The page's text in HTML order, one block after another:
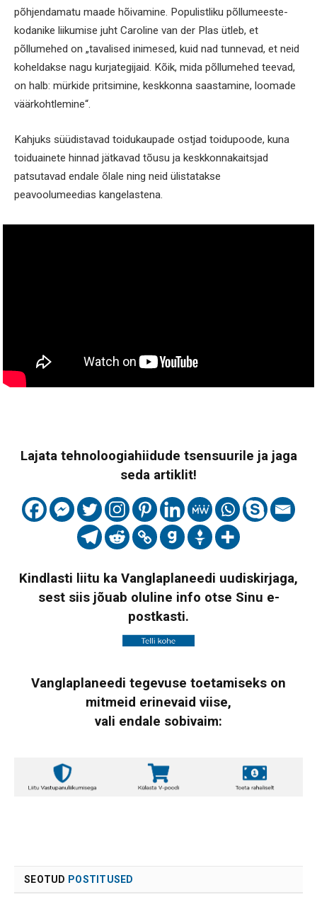
põhjendamatu maade hõivamine. Populistliku põllumeeste-
kodanike liikumise juht Caroline van der Plas ütleb, et
põllumehed on „tavalised inimesed, kuid nad tunnevad, et neid
koheldakse nagu kurjategijaid. Kõik, mida põllumehed teevad,
on halb: mürkide pritsimine, keskkonna saastamine, loomade
väärkohtlemine“.
Kahjuks süüdistavad toidukaupade ostjad toidupoode, kuna
toiduainete hinnad jätkavad tõusu ja keskkonnakaitsjad
patsutavad endale õlale ning neid ülistatakse
peavoolumeedias kangelastena.
Lajata tehnoloogiahiidude tsensuurile ja jaga
seda artiklit!
Kindlasti liitu ka Vanglaplaneedi uudiskirjaga,
sest siis jõuab oluline info otse Sinu e-
postkasti.
Vanglaplaneedi tegevuse toetamiseks on
mitmeid erinevaid viise,
vali endale sobivaim:
SEOTUD POSTITUSED